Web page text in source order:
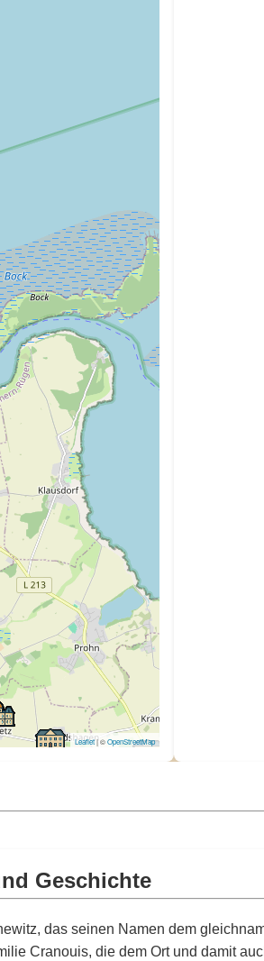
Leaflet| ©OpenStreetMap
Geschichte
das seinen Namen dem
Cranouis, die dem Ort und damit